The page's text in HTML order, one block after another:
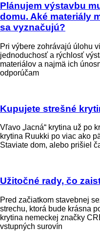
Plánujem výstavbu
domu. Aké materiály
sa vyznačujú?
Pri výbere zohrávajú úlohu
jednoduchosť a rýchlosť
materiálov a najmä ich
odporúčam
Kupujete strešné
Vľavo „lacná“ krytina už po
krytina Ruukki po viac ako
Staviate dom, alebo prišiel
Užitočné rady, čo
Pred začiatkom stavebnej
strechu, ktorá bude krásna
krytina nemeckej značky
vstupných surovín